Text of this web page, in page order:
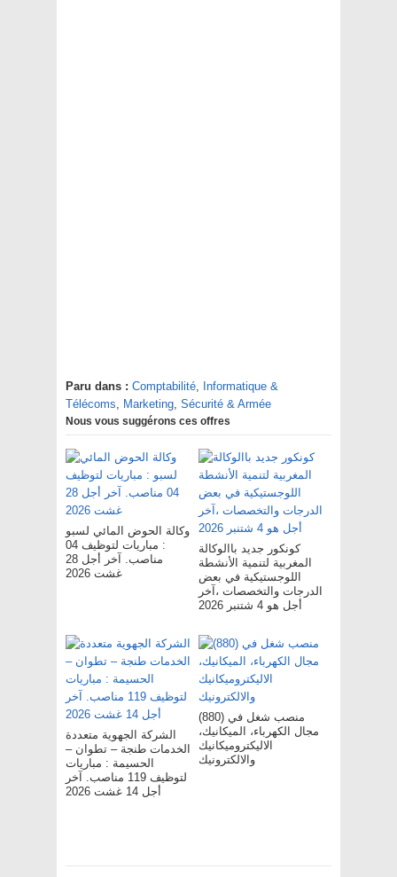
Paru dans : Comptabilité, Informatique &
Télécoms, Marketing, Sécurité & Armée
Nous vous suggérons ces offres
وكالة الحوض المائي لسبو
: مباريات لتوظيف 04
مناصب. آخر أجل 28
غشت 2026
كونكور جديد باالوكالة
المغربية لتنمية الأنشطة
اللوجستيكية في بعض
الدرجات والتخصصات ،آخر
أجل هو 4 شتنبر 2026
الشركة الجهوية متعددة
الخدمات طنجة – تطوان –
الحسيمة : مباريات
لتوظيف 119 مناصب. آخر
أجل 14 غشت 2026
(880) منصب شغل في
مجال الكهرباء، الميكانيك،
الاليكتروميكانيك
والالكترونيك